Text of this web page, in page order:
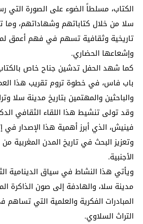
الكتاب، مسلطاً الضوء على الصورة التي
سلا من خلال كتاباتهم وشهاداتهم،
تاريخية وثقافية تسهم في فهم أعمق
وإشعاعها الحضاري.
كما شهد الحفل تدشين جناح خاص
باب فاس، في خطوة تروم تقريب هذا
والباحثين والمهتمين بتاريخ مدينة سلا
وقد تولى تنشيط هذا اللقاء الثقافي
فينيش، الذي أبرز أهمية هذا الإصدار في
وتعزيز البحث في تاريخ المدن المغربية
الأجنبية.
ويأتي هذا النشاط في سياق الدينامية
مدينة سلا، والهادفة إلى صون الذاكرة
المبادرات الفكرية والعلمية التي تساهم
التراث السلاوي.